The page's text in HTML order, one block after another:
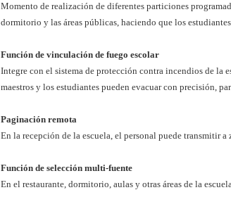
Momento de realización de diferentes particiones
dormitorio y las áreas públicas, haciendo que los
Función de vinculación de fuego escolar
Integre con el sistema de protección contra incendios de la
maestros y los estudiantes pueden evacuar con precisión,
Paginación remota
En la recepción de la escuela, el personal puede transmitir a
Función de selección multi-fuente
En el restaurante, dormitorio, aulas y otras áreas de la